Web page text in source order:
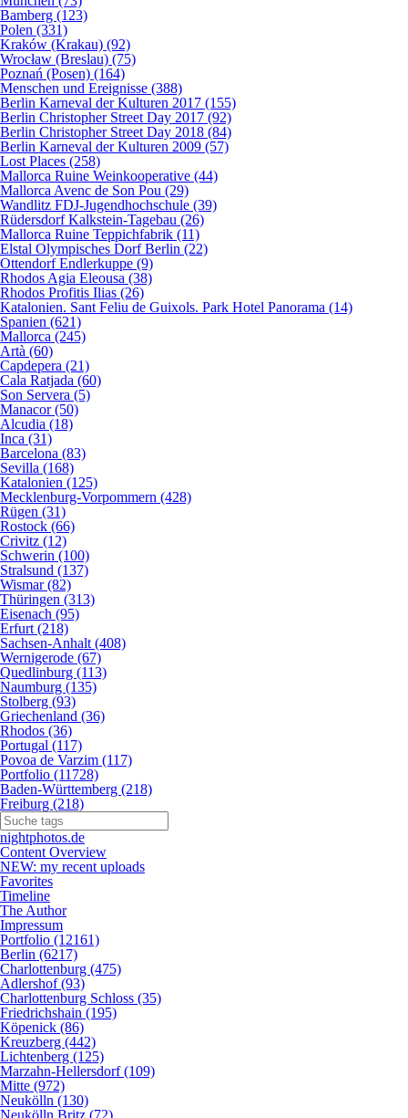
Bamberg (123)
Polen (331)
Kraków (Krakau) (92)
Wrocław (Breslau) (75)
Poznań (Posen) (164)
Menschen und Ereignisse (388)
Berlin Karneval der Kulturen 2017 (155)
Berlin Christopher Street Day 2017 (92)
Berlin Christopher Street Day 2018 (84)
Berlin Karneval der Kulturen 2009 (57)
Lost Places (258)
Mallorca Ruine Weinkooperative (44)
Mallorca Avenc de Son Pou (29)
Wandlitz FDJ-Jugendhochschule (39)
Rüdersdorf Kalkstein-Tagebau (26)
Mallorca Ruine Teppichfabrik (11)
Elstal Olympisches Dorf Berlin (22)
Ottendorf Endlerkuppe (9)
Rhodos Agia Eleousa (38)
Rhodos Profitis Ilias (26)
Katalonien. Sant Feliu de Guixols. Park Hotel Panorama (14)
Spanien (621)
Mallorca (245)
Artà (60)
Capdepera (21)
Cala Ratjada (60)
Son Servera (5)
Manacor (50)
Alcudia (18)
Inca (31)
Barcelona (83)
Sevilla (168)
Katalonien (125)
Mecklenburg-Vorpommern (428)
Rügen (31)
Rostock (66)
Crivitz (12)
Schwerin (100)
Stralsund (137)
Wismar (82)
Thüringen (313)
Eisenach (95)
Erfurt (218)
Sachsen-Anhalt (408)
Wernigerode (67)
Quedlinburg (113)
Naumburg (135)
Stolberg (93)
Griechenland (36)
Rhodos (36)
Portugal (117)
Povoa de Varzim (117)
Portfolio (11728)
Baden-Württemberg (218)
Freiburg (218)
nightphotos.de
Content Overview
NEW: my recent uploads
Favorites
Timeline
The Author
Impressum
Portfolio (12161)
Berlin (6217)
Charlottenburg (475)
Adlershof (93)
Charlottenburg Schloss (35)
Friedrichshain (195)
Köpenick (86)
Kreuzberg (442)
Lichtenberg (125)
Marzahn-Hellersdorf (109)
Mitte (972)
Neukölln (130)
Neukölln Britz (72)